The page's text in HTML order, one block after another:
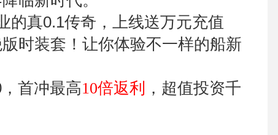
的真0.1传奇，上线送万元充值
时装套！让你体验不一样的船新
首冲最高10倍返利
，超值投资千